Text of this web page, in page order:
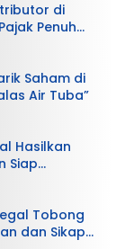
di
Penuh
Saham di
Air Tuba”
Hasilkan
Siap
Tobong
dan Sikap